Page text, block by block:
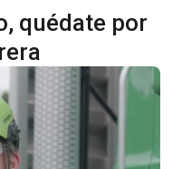
quédate por